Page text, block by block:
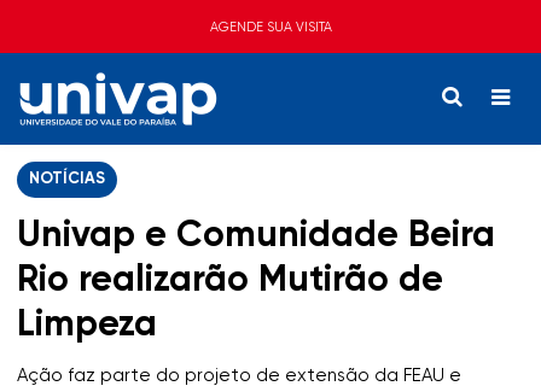
AGENDE SUA VISITA
NOTÍCIAS
Univap e Comunidade Beira
Rio realizarão Mutirão de
Limpeza
Ação faz parte do projeto de extensão da FEAU e